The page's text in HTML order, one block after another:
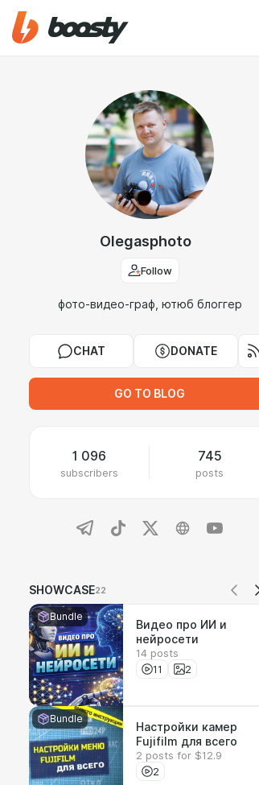
Olegasphoto
Follow
фото-видео-граф, ютюб блоггер
CHAT DONATE
GO TO BLOG
1 096
subscribers
745
posts
SHOWCASE22
Bundle
Видео про ИИ и
нейросети
14 posts
11
2
Bundle
Настройки камер
Fujifilm для всего
2 posts for $12.9
2